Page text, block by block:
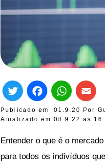
Publicado em 01.9.20 Por
Atualizado em 08.9.22 as
Twitter
Entender o que é o
para todos os indivíduos